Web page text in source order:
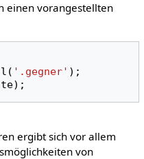
einen vorangestellten
( '.gegner' );
);
ergibt sich vor allem
von